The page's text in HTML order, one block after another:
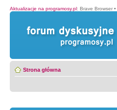
Aktualizacje na programosy.pl: Brave Browser •
Strona główna